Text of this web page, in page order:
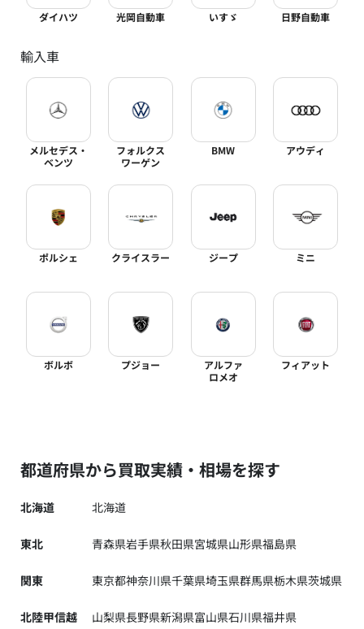
ダイハツ 光岡自動車 いすゞ 日野自動車
輸入車
メルセデス・
ベンツ
フォルクス
ワーゲン
BMW アウディ
ポルシェ クライスラー ジープ ミニ
ボルボ プジョー
アルファ
ロメオ
フィアット
都道府県から買取実績・相場を探す
北海道 北海道
東北 青森県岩手県秋田県宮城県山形県福島県
関東 東京都神奈川県千葉県埼玉県群馬県栃木県茨城県
北陸甲信越 山梨県長野県新潟県富山県石川県福井県